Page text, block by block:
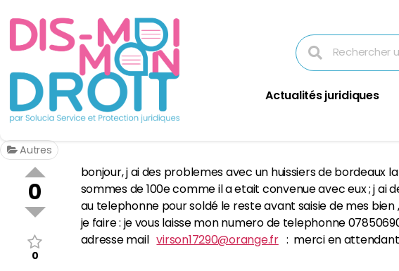
Actualités juridiques
Autres
0
0
bonjour, j ai des problemes avec un huissiers de bordeaux
sommes de 100e comme il a etait convenue avec eux ; j ai
au telephonne pour soldé le reste avant saisie de mes
je faire : je vous laisse mon numero de telephonne
adresse mailvirson17290@orange.fr: merci en attendant